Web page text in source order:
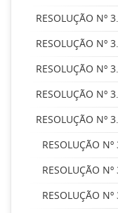
RESOLUÇÃO Nº
RESOLUÇÃO Nº
RESOLUÇÃO Nº
RESOLUÇÃO Nº
RESOLUÇÃO Nº
RESOLUÇÃO
RESOLUÇÃO
RESOLUÇÃO